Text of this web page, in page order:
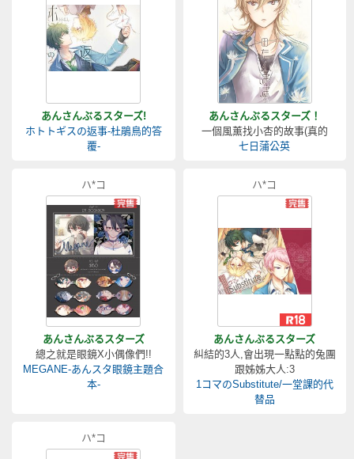
あんさんぶるスターズ!
ホトトギスの返事-杜鵑鳥的答
覆-
あんさんぶるスターズ！
一個風薰找小杏的故事(真的
七日蒲公英
ハ*コ
あんさんぶるスターズ
總之就是眼鏡X小偶像們!!
MEGANE-あんスタ眼鏡主題合
本-
ハ*コ
あんさんぶるスターズ
糾結的3人,會出現一點點的兔團
跟姊姊大人:3
1コマのSubstitute/一堂課的代
替品
ハ*コ